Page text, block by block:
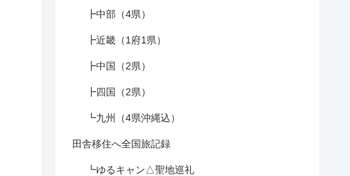
┣中部（4県）
┣近畿（1府1県）
┣中国（2県）
┣四国（2県）
┗九州（4県沖縄込）
田舎移住へ全国旅記録
┗ゆるキャン△聖地巡礼